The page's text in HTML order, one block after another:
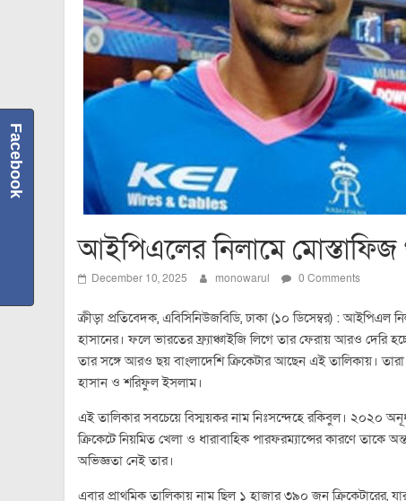
আইপিএলের নিলামে
December 10, 2025 monowarul 0 Comments
ক্রীড়া প্রতিবেদক, এবিসিনিউজবিডি, ঢাকা (১০ ডিসেম্বর) : আইপিএল
হাসানের। ফলে ভারতের ফ্র্যাঞ্চাইজি লিগে তার ফেরায় আরও দেরি
তার সঙ্গে আরও ছয় বাংলাদেশি ক্রিকেটার আছেন এই তালিকায়।
হাসান ও শরিফুল ইসলাম।
এই তালিকার সবচেয়ে বিস্ময়কর নাম নিঃসন্দেহে রকিবুল। ২০২০
ক্রিকেটে নিয়মিত খেলা ও ধারাবাহিক পারফরম্যান্সের কারণে
অভিজ্ঞতা নেই তার।
এবার প্রাথমিক তালিকায় নাম ছিল ১ হাজার ৩৯০ জন ক্রিকেটারের,
Facebook